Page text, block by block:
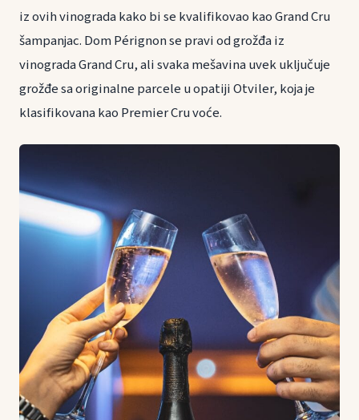
iz ovih vinograda kako bi se kvalifikovao kao Grand Cru
šampanjac. Dom Pérignon se pravi od grožđa iz
vinograda Grand Cru, ali svaka mešavina uvek uključuje
grožđe sa originalne parcele u opatiji Otviler, koja je
klasifikovana kao Premier Cru voće.